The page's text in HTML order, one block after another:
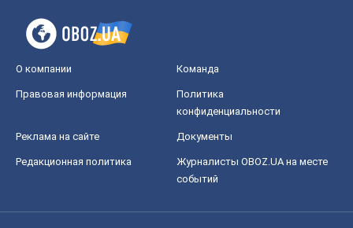
О компании Команда
Правовая информация
Политика
конфиденциальности
Реклама на сайте Документы
Редакционная политика
Журналисты OBOZ.UA на месте
событий